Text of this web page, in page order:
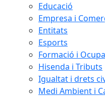
Educació
Empresa i
Entitats
Esports
Formació i
Hisenda i Tributs
Igualtat i drets
Medi Ambient i